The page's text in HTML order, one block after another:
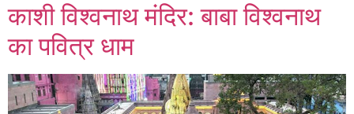
काशी विश्वनाथ मंदिर: बाबा विश्वनाथ
का पवित्र धाम